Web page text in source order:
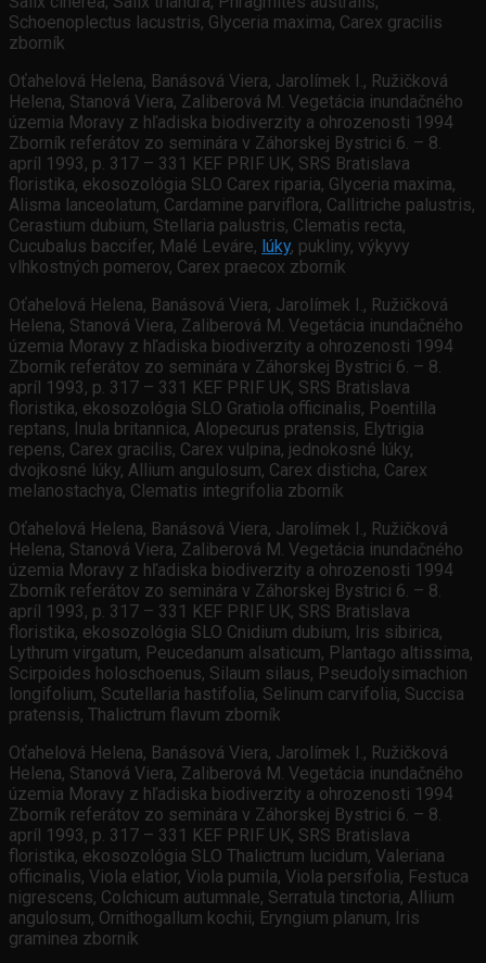
Schoenoplectus lacustris, Glyceria maxima, Carex gracilis
zborník
Oťahelová Helena, Banásová Viera, Jarolímek I., Ružičková
Helena, Stanová Viera, Zaliberová M. Vegetácia inundačného
územia Moravy z hľadiska biodiverzity a ohrozenosti 1994
Zborník referátov zo seminára v Záhorskej Bystrici 6. – 8.
apríl 1993, p. 317 – 331 KEF PRIF UK, SRS Bratislava
floristika, ekosozológia SLO Carex riparia, Glyceria maxima,
Alisma lanceolatum, Cardamine parviflora, Callitriche palustris,
Cerastium dubium, Stellaria palustris, Clematis recta,
Cucubalus baccifer, Malé Leváre, lúky, pukliny, výkyvy
vlhkostných pomerov, Carex praecox zborník
Oťahelová Helena, Banásová Viera, Jarolímek I., Ružičková
Helena, Stanová Viera, Zaliberová M. Vegetácia inundačného
územia Moravy z hľadiska biodiverzity a ohrozenosti 1994
Zborník referátov zo seminára v Záhorskej Bystrici 6. – 8.
apríl 1993, p. 317 – 331 KEF PRIF UK, SRS Bratislava
floristika, ekosozológia SLO Gratiola officinalis, Poentilla
reptans, Inula britannica, Alopecurus pratensis, Elytrigia
repens, Carex gracilis, Carex vulpina, jednokosné lúky,
dvojkosné lúky, Allium angulosum, Carex disticha, Carex
melanostachya, Clematis integrifolia zborník
Oťahelová Helena, Banásová Viera, Jarolímek I., Ružičková
Helena, Stanová Viera, Zaliberová M. Vegetácia inundačného
územia Moravy z hľadiska biodiverzity a ohrozenosti 1994
Zborník referátov zo seminára v Záhorskej Bystrici 6. – 8.
apríl 1993, p. 317 – 331 KEF PRIF UK, SRS Bratislava
floristika, ekosozológia SLO Cnidium dubium, Iris sibirica,
Lythrum virgatum, Peucedanum alsaticum, Plantago altissima,
Scirpoides holoschoenus, Silaum silaus, Pseudolysimachion
longifolium, Scutellaria hastifolia, Selinum carvifolia, Succisa
pratensis, Thalictrum flavum zborník
Oťahelová Helena, Banásová Viera, Jarolímek I., Ružičková
Helena, Stanová Viera, Zaliberová M. Vegetácia inundačného
územia Moravy z hľadiska biodiverzity a ohrozenosti 1994
Zborník referátov zo seminára v Záhorskej Bystrici 6. – 8.
apríl 1993, p. 317 – 331 KEF PRIF UK, SRS Bratislava
floristika, ekosozológia SLO Thalictrum lucidum, Valeriana
officinalis, Viola elatior, Viola pumila, Viola persifolia, Festuca
nigrescens, Colchicum autumnale, Serratula tinctoria, Allium
angulosum, Ornithogallum kochii, Eryngium planum, Iris
graminea zborník